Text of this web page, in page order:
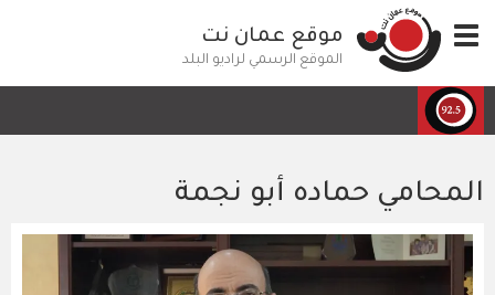
إلى
المحتوى
الرئيسي
Toggle
navigation
موقع عمان نت
الموقع الرسمي لراديو البلد
المحامي حماده أبو نجمة